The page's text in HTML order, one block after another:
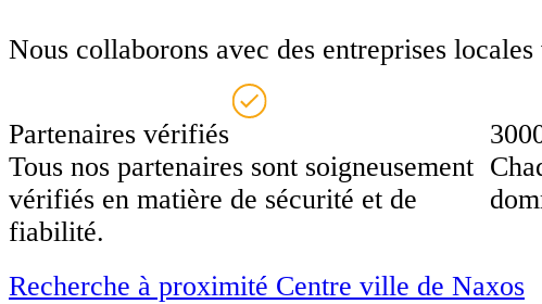
Nous collaborons avec des entreprises
Partenaires vérifiés
Tous nos partenaires sont soigneusement
vérifiés en matière de sécurité et de
fiabilité.
Recherche à proximité Centre ville de Naxos